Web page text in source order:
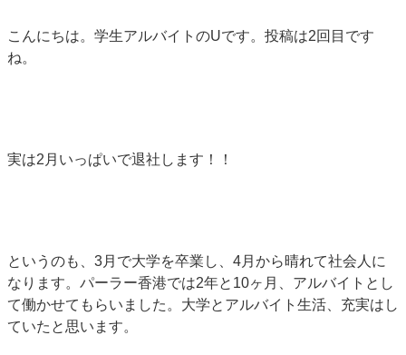
こんにちは。学生アルバイトのUです。投稿は2回目です
ね。
実は2月いっぱいで退社します！！
というのも、3月で大学を卒業し、4月から晴れて社会人に
なります。パーラー香港では2年と10ヶ月、アルバイトとし
て働かせてもらいました。大学とアルバイト生活、充実はし
ていたと思います。